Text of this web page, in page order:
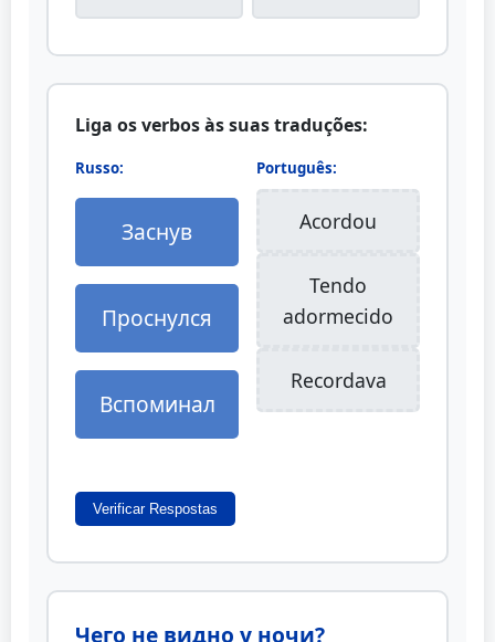
Liga os verbos às suas traduções:
Russo:
Заснув
Проснулся
Вспоминал
Português:
Acordou
Tendo
adormecido
Recordava
Verificar Respostas
Чего не видно у ночи?